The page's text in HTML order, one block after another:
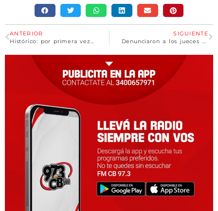
ANTERIOR
Histórico: por primera vez una vacuna preventiva de enfermedades infecciosas diseñada en Argentina completa la fase I
SIGUIENTE
Denunciaron a los jueces que viajaron en un vuelo privado a la estancia de Joe Lewis